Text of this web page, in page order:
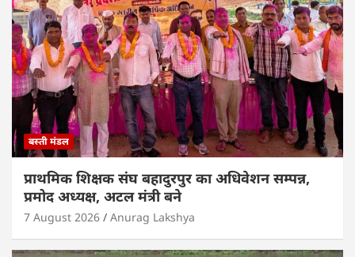
बस्ती मंडल
प्राथमिक शिक्षक संघ बहादुरपुर का अधिवेशन सम्पन्न,
प्रमोद अध्यक्ष, अटल मंत्री बने
7 August 2026 Anurag Lakshya